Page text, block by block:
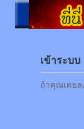
เข้าระบบ
ถ้าคุณเคยล